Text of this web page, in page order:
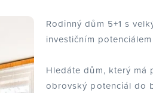
Rodinný dům 5+1 s
investičním
Hledáte dům, který má
obrovský potenciál do